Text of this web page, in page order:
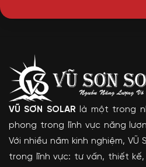
VŨ SƠN SOLAR là một trong
phong trong lĩnh vực năng
Với nhiều năm kinh nghiệm, VŨ
trong lĩnh vực: tư vấn, thiết